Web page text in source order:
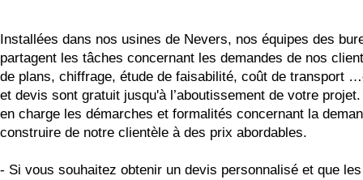
Installées dans nos usines de Nevers, nos équipes des
partagent les tâches concernant les demandes de nos
de plans, chiffrage, étude de faisabilité, coût de transport
et devis sont gratuit jusqu'à l’aboutissement de votre
en charge les démarches et formalités concernant la
construire de notre clientèle à des prix abordables.
- Si vous souhaitez obtenir un devis personnalisé et que